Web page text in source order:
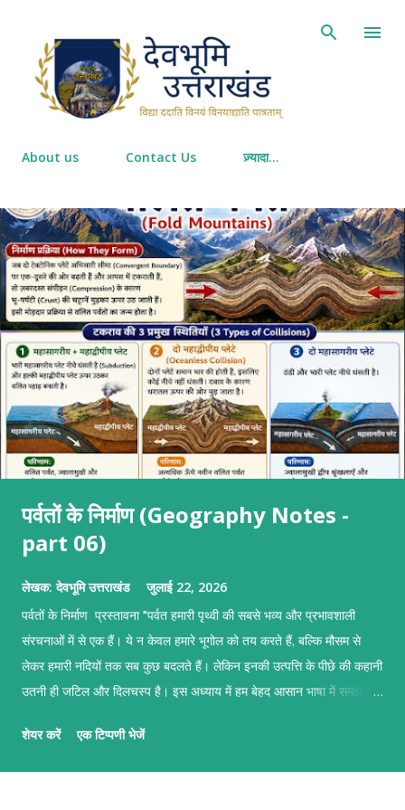
About us Contact Us ज़्यादा…
पर्वतों के निर्माण (Geography Notes -
part 06)
लेखक:देवभूमि उत्तराखंड जुलाई 22, 2026
पर्वतों के निर्माण प्रस्तावना "पर्वत हमारी पृथ्वी की सबसे भव्य और प्रभावशाली
संरचनाओं में से एक हैं। ये न केवल हमारे भूगोल को तय करते हैं, बल्कि मौसम से
लेकर हमारी नदियों तक सब कुछ बदलते हैं। लेकिन इनकी उत्पत्ति के पीछे की कहानी
उतनी ही जटिल और दिलचस्प है। इस अध्याय में हम बेहद आसान भाषा में समझेंगे
जन्म कैसे होता है।" पर्वतों के निर्माण पर्वतों के निर्माण का मुख्य आधार टेक्टोनिक
शेयर करें एक टिप्पणी भेजें